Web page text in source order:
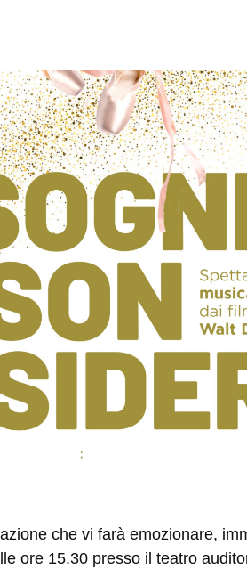
che vi farà emozionare,
ore 15.30 presso il teatro